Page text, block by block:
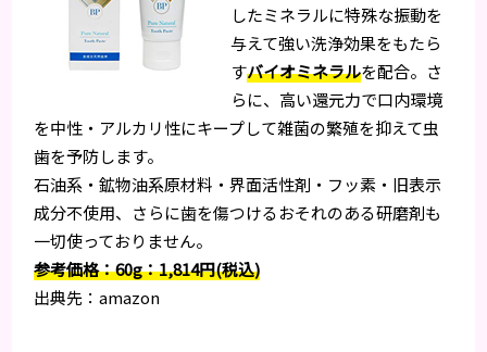
したミネラルに特殊な振動を
与えて強い洗浄効果をもたら
すバイオミネラルを配合。さ
らに、高い還元力で口内環境
を中性・アルカリ性にキープして雑菌の繁殖を抑えて虫
歯を予防します。
石油系・鉱物油系原材料・界面活性剤・フッ素・旧表示
成分不使用、さらに歯を傷つけるおそれのある研磨剤も
一切使っておりません。
参考価格：60g：1,814円(税込)
出典先：amazon